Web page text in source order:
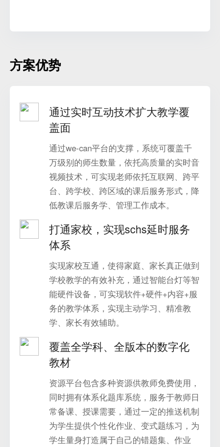
方案优势
通过实时互动技术扩大教学覆
盖面
通过we-can平台的支撑，系统可覆盖千
万级别的师生数量，依托高质量的实时音
视频技术，可实现老师依托互联网、跨平
台、跨学校、跨区域的课后服务形式，降
低教课后服务学、管理工作成本。
打通家校，实现schs延时服务
体系
实现家校互通，使得家庭、家长真正做到
学校教学的有效补充，通过智能台灯等智
能硬件设备，可实现软件+硬件+内容+服
务的教学体系，实现主动学习、精准教
学、家长有效辅助。
覆盖全学科、全版本的数字化
教材
资源平台包含多种资源供教师免费使用，
同时拥有体系化题库系统，服务于教师日
常备课、授课需要，通过一定的推送机制
为学生提供个性化作业、变式题练习，为
学生量身打造属于自己的错题集、作业